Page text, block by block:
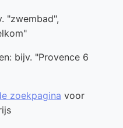
"zwembad",
bijv. "Provence 6
zoekpagina voor